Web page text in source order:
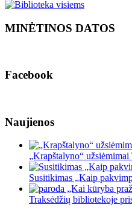
MINĖTINOS DATOS
Facebook
Naujienos
„Krapštalyno“
Susitikimas „Kaip
Traksėdžių bibliotekoje